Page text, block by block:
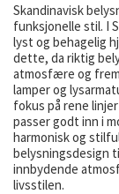
Skandinavisk
funksjonelle stil. I
lyst og behagelig
dette, da riktig
atmosfære og
lamper og
fokus på rene
passer godt inn i
harmonisk og
belysningsdesign
innbydende
livsstilen.